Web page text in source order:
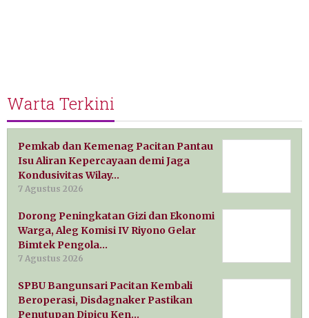
Warta Terkini
Pemkab dan Kemenag Pacitan Pantau
Isu Aliran Kepercayaan demi Jaga
Kondusivitas Wilay…
7 Agustus 2026
Dorong Peningkatan Gizi dan Ekonomi
Warga, Aleg Komisi IV Riyono Gelar
Bimtek Pengola…
7 Agustus 2026
SPBU Bangunsari Pacitan Kembali
Beroperasi, Disdagnaker Pastikan
Penutupan Dipicu Ken…